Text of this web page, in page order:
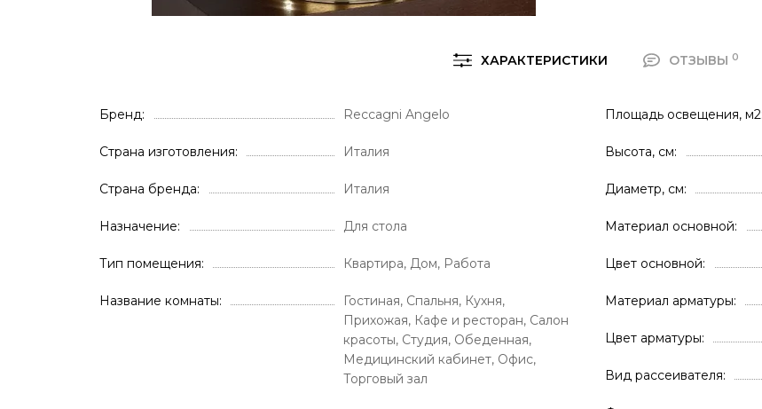
ХАРАКТЕРИСТИКИ ОТЗЫВЫ 0
Бренд Reccagni Angelo
Страна изготовления Италия
Страна бренда Италия
Назначение Для стола
Тип помещения Квартира, Дом, Работа
Название комнаты
Гостиная, Спальня, Кухня,
Прихожая, Кафе и ресторан, Салон
красоты, Студия, Обеденная,
Медицинский кабинет, Офис,
Торговый зал
Площадь освещения, м2
Высота, см
Диаметр, см
Материал основной
Цвет основной
Материал арматуры
Цвет арматуры
Вид рассеивателя